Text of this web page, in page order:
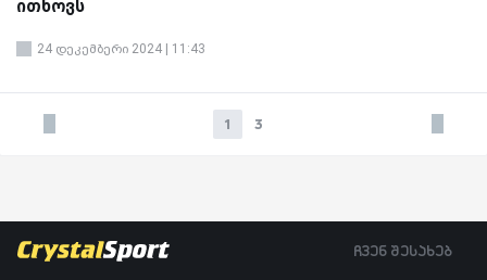
ითხოვს
24 დეკემბერი 2024 | 11:43
1 3
ჩვენ შესახებ